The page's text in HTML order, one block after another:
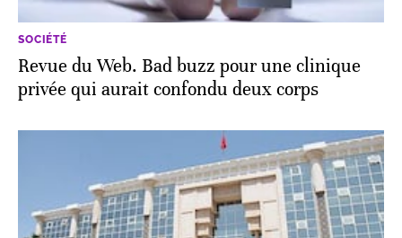
SOCIÉTÉ
Revue du Web. Bad buzz pour une clinique
privée qui aurait confondu deux corps